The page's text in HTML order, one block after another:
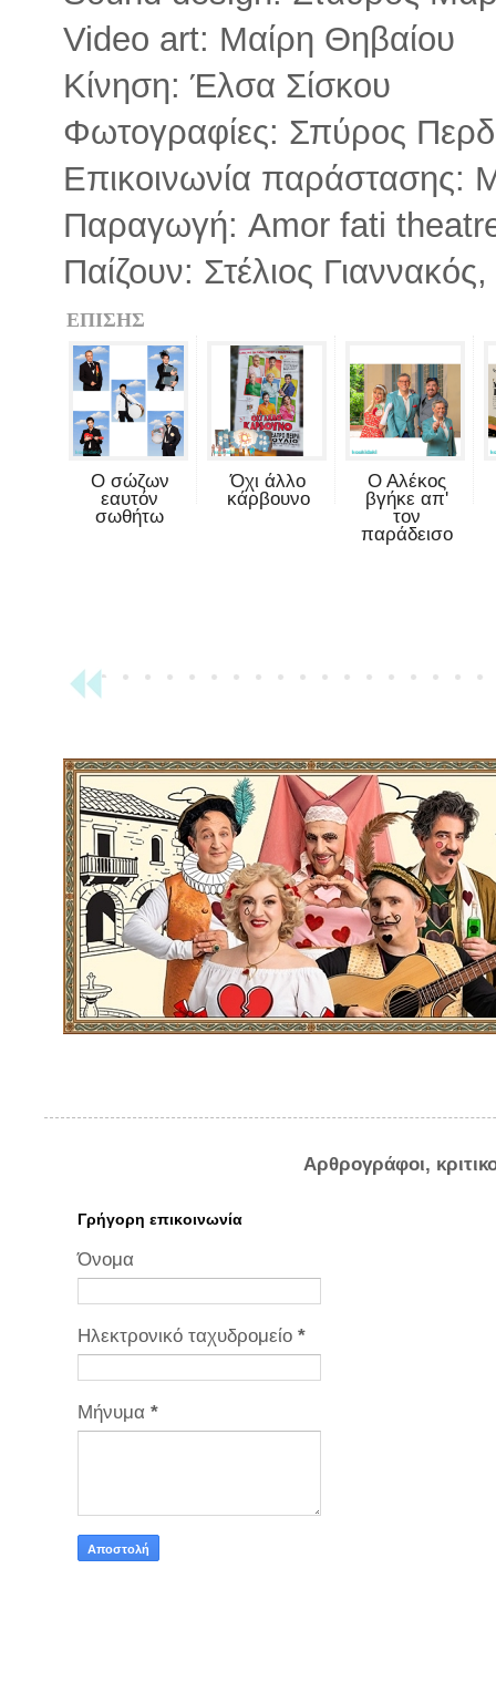
Video art: Μαίρη Θηβαίου
Κίνηση: Έλσα Σίσκου
Φωτογραφίες: Σπύρος
Επικοινωνία παράστασης:
Παραγωγή: Amor fati
Παίζουν: Στέλιος
ΕΠΙΣΗΣ
Ο σώζων
εαυτόν
σωθήτω
Όχι άλλο
κάρβουνο
Ο Αλέκος
βγήκε απ'
τον
παράδεισο
Αρθρογράφοι,
Γρήγορη επικοινωνία
Όνομα
Ηλεκτρονικό ταχυδρομείο *
Μήνυμα *